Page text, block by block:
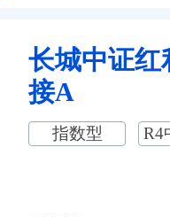
长城中证红
接A
指数型 R4